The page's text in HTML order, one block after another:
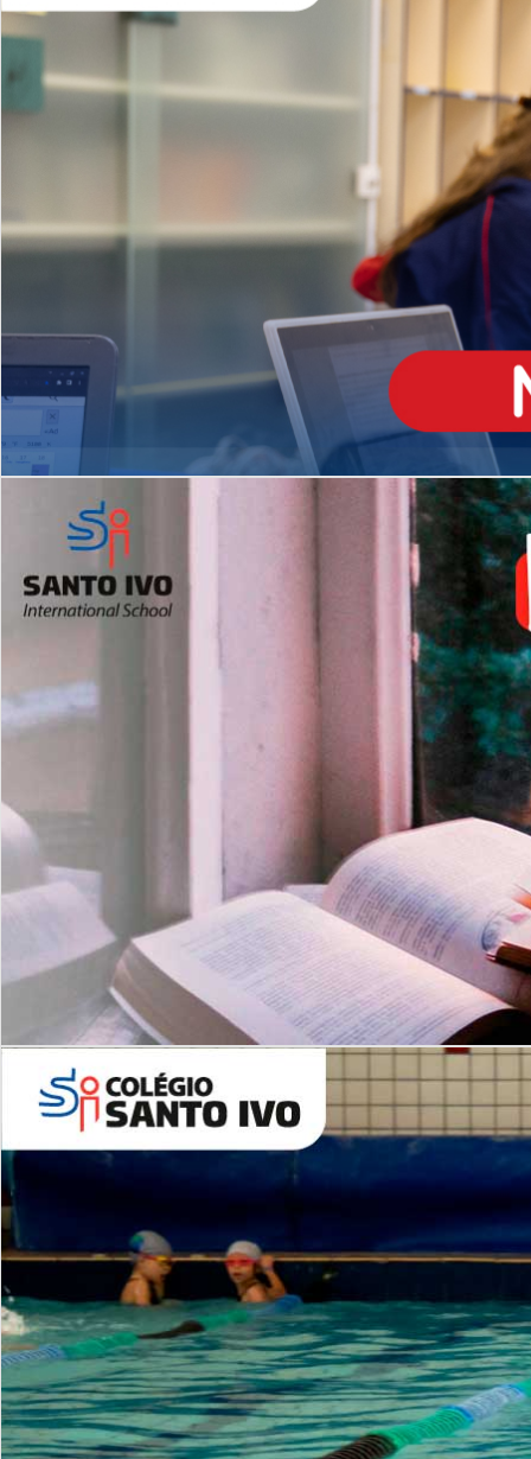
Matrículas Abertas 2026
Leituras Literárias
EDUCAÇÃO INFANTIL
Inglês todos os dias
MÉDIO
igh School
Dupla Diplomação
2º AO 5º ANO FUNDAMENTAL
es
Com imersão Bilingue - Anos
Finais
6º AO 9º ANO FUNDAMENTAL
Inglês: Turmas Reduzidas
(Proficiência)
ALUNOS NOVOS
Entre em Contato